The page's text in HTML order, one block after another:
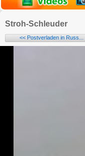
Stroh-Schleuder
<< Postverladen in Russ...